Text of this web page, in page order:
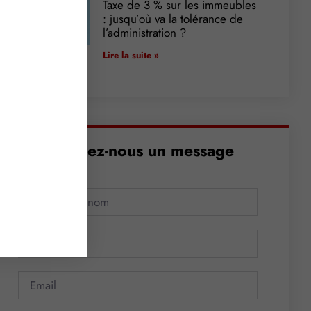
Taxe de 3 % sur les immeubles
: jusqu’où va la tolérance de
l’administration ?
Lire la suite »
Envoyez-nous un message